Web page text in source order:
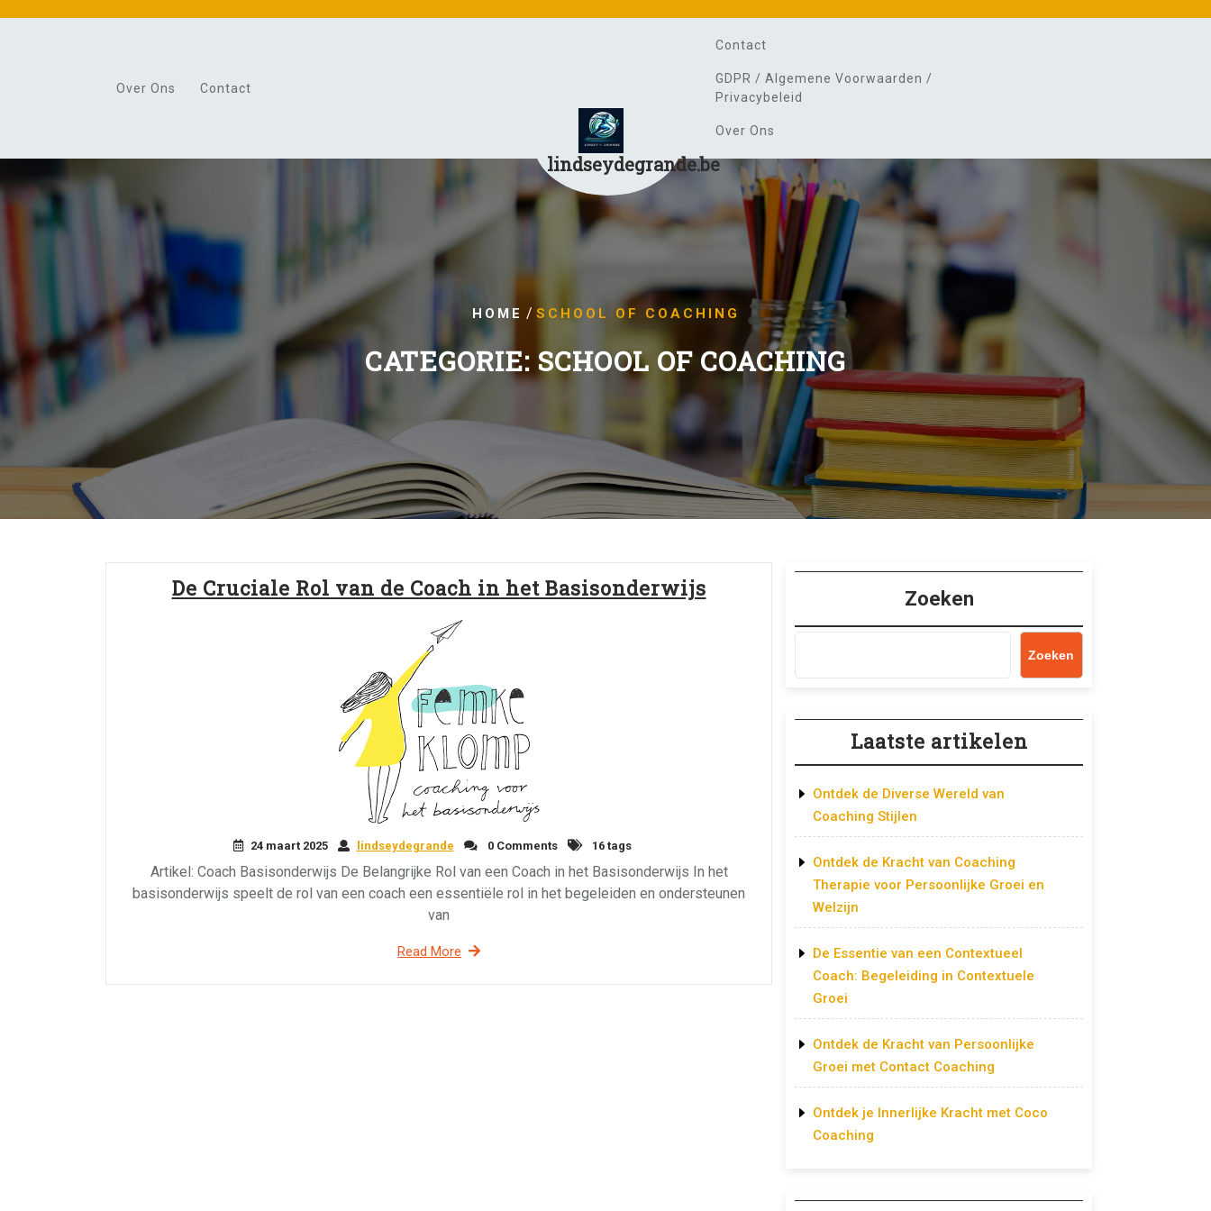
Over Ons Contact
lindseydegrande.be
Contact
GDPR / Algemene Voorwaarden /
Privacybeleid
Over Ons
HOME / SCHOOL OF COACHING
CATEGORIE: SCHOOL OF COACHING
De Cruciale Rol van de Coach in het Basisonderwijs
24 maart 2025 lindseydegrande 0 Comments 16 tags
Artikel: Coach Basisonderwijs De Belangrijke Rol van een Coach in het Basisonderwijs In het
basisonderwijs speelt de rol van een coach een essentiële rol in het begeleiden en ondersteunen
van
Read More
Zoeken
Zoeken
Laatste artikelen
Ontdek de Diverse Wereld van
Coaching Stijlen
Ontdek de Kracht van Coaching
Therapie voor Persoonlijke Groei en
Welzijn
De Essentie van een Contextueel
Coach: Begeleiding in Contextuele
Groei
Ontdek de Kracht van Persoonlijke
Groei met Contact Coaching
Ontdek je Innerlijke Kracht met Coco
Coaching